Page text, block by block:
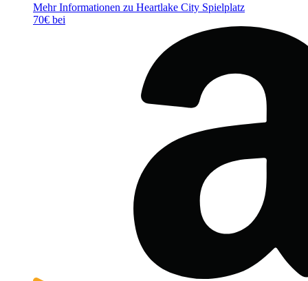
Mehr Informationen zu Heartlake City Spielplatz
70€ bei